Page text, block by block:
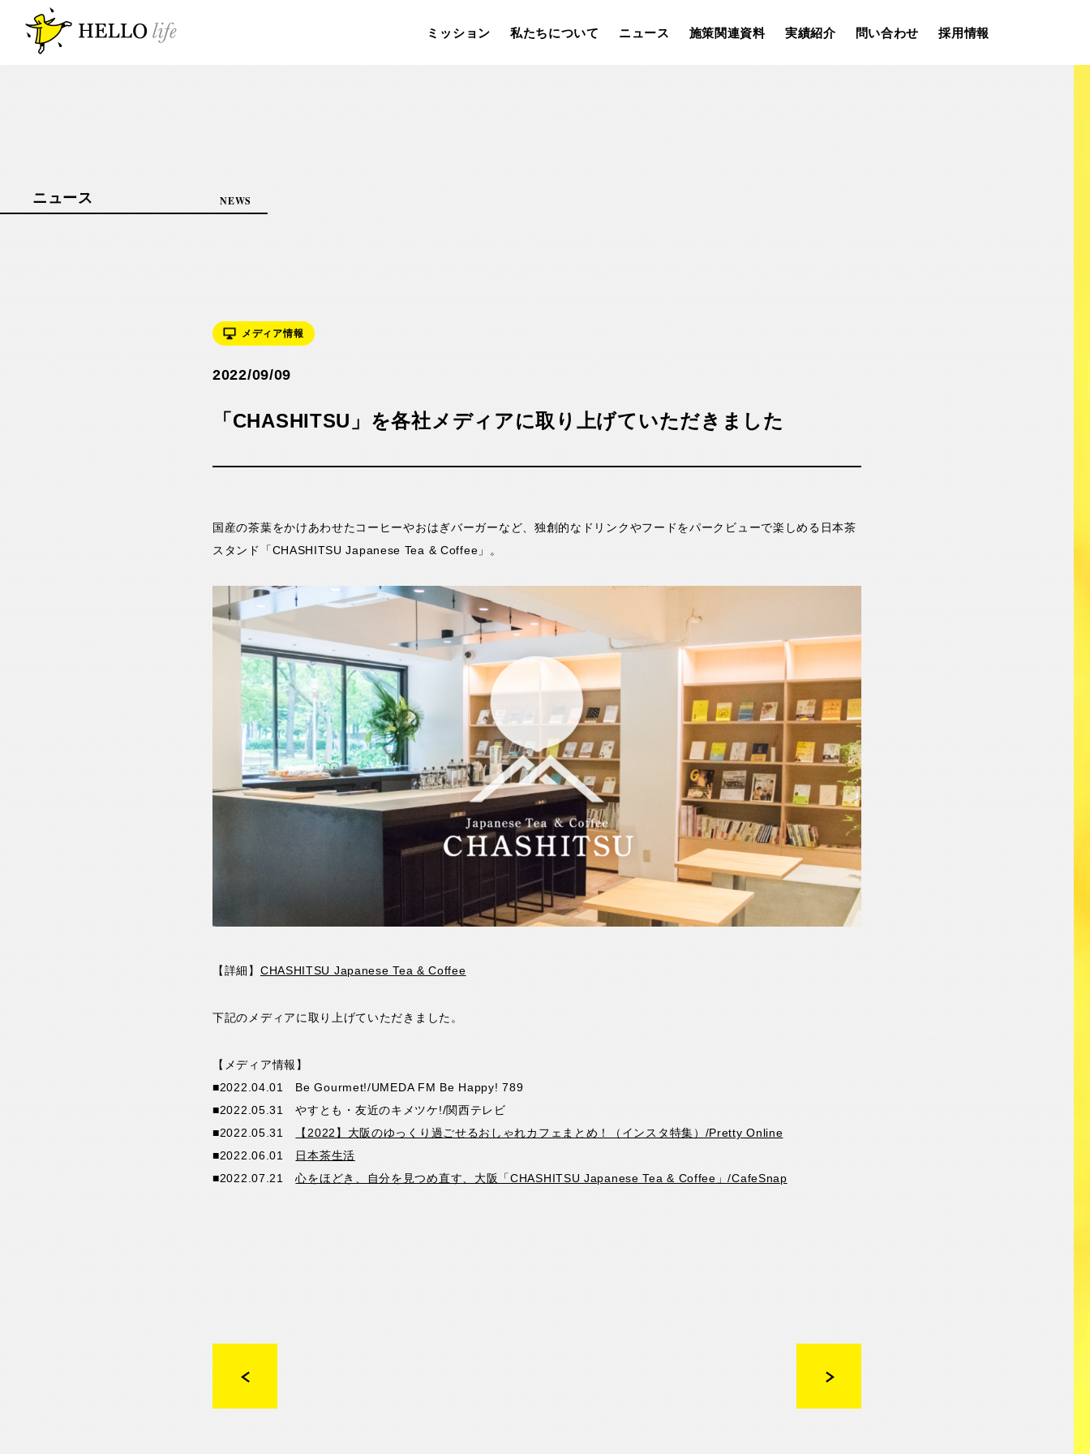
ミッション 私たちについて ニュース 施策関連資料 実績紹介 問い合わせ 採用情報
ニュース NEWS
メディア情報
2022/09/09
「CHASHITSU」を各社メディアに取り上げていただきました
国産の茶葉をかけあわせたコーヒーやおはぎバーガーなど、独創的なドリンクやフードをパークビューで楽しめる日本茶
スタンド「CHASHITSU Japanese Tea & Coffee」。
【詳細】 CHASHITSU Japanese Tea & Coffee
下記のメディアに取り上げていただきました。
【メディア情報】
■2022.04.01 Be Gourmet!/UMEDA FM Be Happy! 789
■2022.05.31 やすとも・友近のキメツケ!/関西テレビ
■2022.05.31
【2022】大阪のゆっくり過ごせるおしゃれカフェまとめ！（インスタ特集）/Pretty Online
■2022.06.01 日本茶生活
■2022.07.21心をほどき、自分を見つめ直す、大阪「CHASHITSU Japanese Tea & Coffee」/CafeSnap